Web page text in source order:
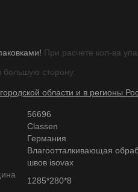
При расчете кол-ва
большую сторону.
области и в регионы
56696
Classen
Германия
Влагоотталкивающая
швов isovax
1285*280*8